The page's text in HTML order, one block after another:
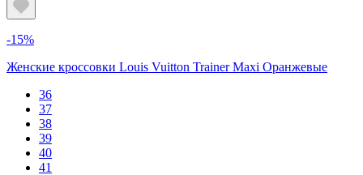
-15%
Женские кроссовки Louis Vuitton Trainer Maxi Оранжевые
36
37
38
39
40
41